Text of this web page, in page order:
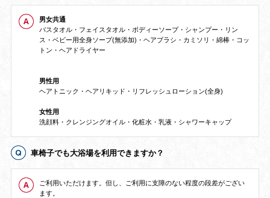
男女共通
バスタオル・フェイスタオル・ボディーソープ・シャンプー・リン
ス・ベビー用全身ソープ(無添加)・ヘアブラシ・カミソリ・綿棒・コッ
トン・ヘアドライヤー
男性用
ヘアトニック・ヘアリキッド・リフレッシュローション(全身)
女性用
洗顔料・クレンジングオイル・化粧水・乳液・シャワーキャップ
車椅子でも大浴場を利用できますか？
ご利用いただけます。但し、ご利用に支障のない程度の段差がござい
ます。